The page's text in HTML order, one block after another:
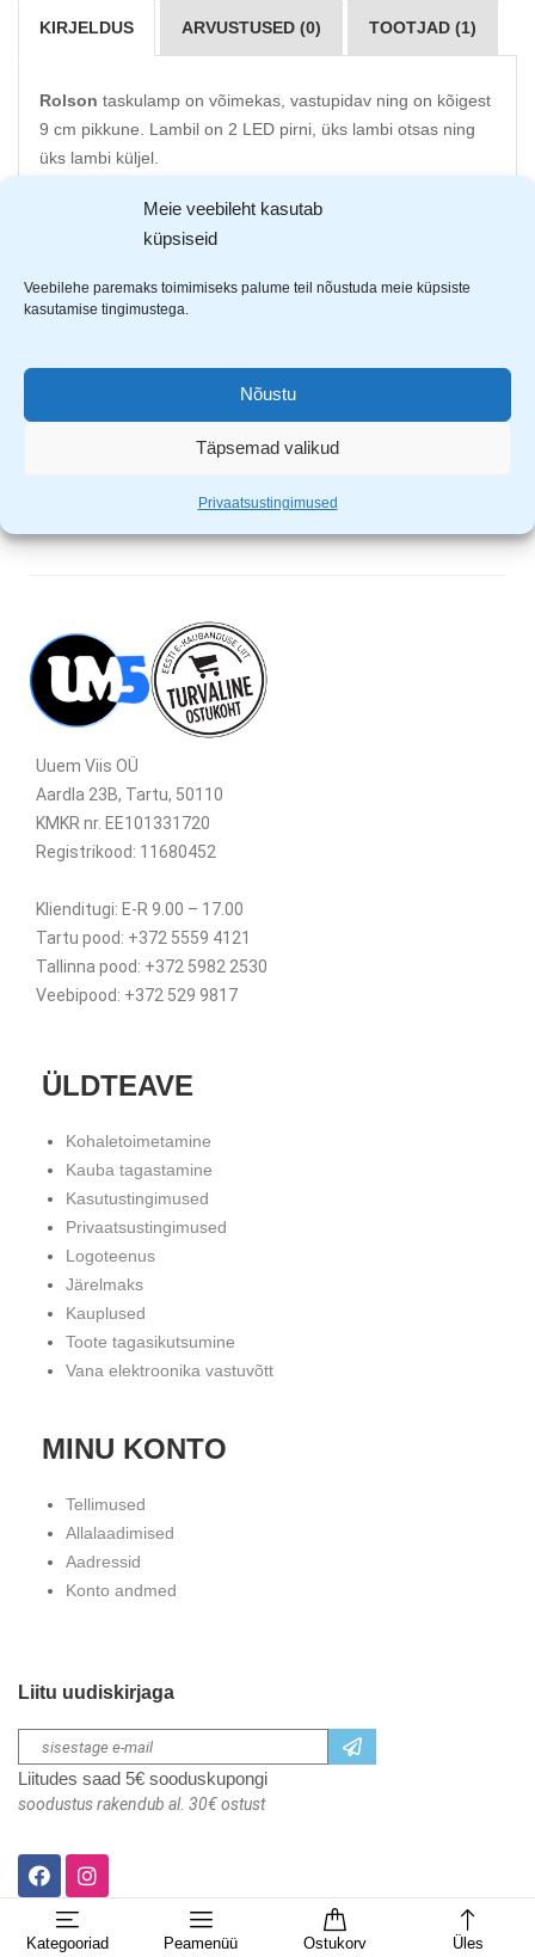
Meie veebileht kasutab
küpsiseid
Veebilehe paremaks toimimiseks palume teil nõustuda meie küpsiste
kasutamise tingimustega.
Nõustu
Täpsemad valikud
Privaatsustingimused
Kategooriad Peamenüü Ostukorv Üles
KIRJELDUS ARVUSTUSED (0) TOOTJAD (1)
Rolson taskulamp on võimekas, vastupidav ning on kõigest
9 cm pikkune. Lambil on 2 LED pirni, üks lambi otsas ning
üks lambi küljel.
300 luumenit, valgusulatus kuni 50m
Pikkus 9 cm ja laius 3cm, kaal 55g
Uuem Viis OÜ
Aardla 23B, Tartu, 50110
KMKR nr. EE101331720
Registrikood: 11680452
Klienditugi: E-R 9.00 – 17.00
Tartu pood: +372 5559 4121
Tallinna pood: +372 5982 2530
Veebipood: +372 529 9817
ÜLDTEAVE
Kohaletoimetamine
Kauba tagastamine
Kasutustingimused
Privaatsustingimused
Logoteenus
Järelmaks
Kauplused
Toote tagasikutsumine
Vana elektroonika vastuvõtt
MINU KONTO
Tellimused
Allalaadimised
Aadressid
Konto andmed
Liitu uudiskirjaga
Liitudes saad 5€ sooduskupongi
soodustus rakendub al. 30€ ostust